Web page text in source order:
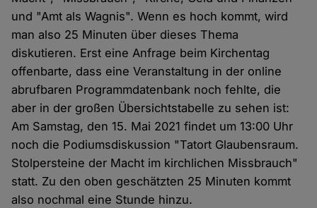
und "Amt als Wagnis". Wenn es hoch kommt, wird
man also 25 Minuten über dieses Thema
diskutieren. Erst eine Anfrage beim Kirchentag
offenbarte, dass eine Veranstaltung in der online
abrufbaren Programmdatenbank noch fehlte, die
aber in der großen Übersichtstabelle zu sehen ist:
Am Samstag, den 15. Mai 2021 findet um 13:00 Uhr
noch die Podiumsdiskussion "Tatort Glaubensraum.
Stolpersteine der Macht im kirchlichen Missbrauch"
statt. Zu den oben geschätzten 25 Minuten kommt
also nochmal eine Stunde hinzu.